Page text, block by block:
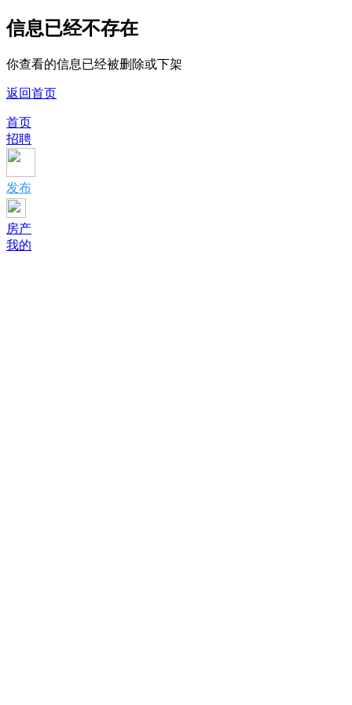
信息已经不存在
你查看的信息已经被删除或下架
返回首页
首页
招聘
发布
房产
我的